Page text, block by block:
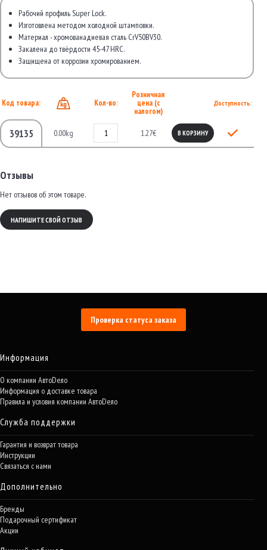
Рабочий профиль Super Lock.
Изготовлена методом холодной штамповки.
Материал - хромованадиевая сталь CrV50BV30.
Закалена до твёрдости 45-47 HRC.
Защищена от коррозии хромированием.
Код товара: Кол-во:
Розничная
цена (с
налогом)
Доступность:
39135 0.00kg 1.27€ В КОРЗИНУ
Отзывы
Нет отзывов об этом товаре.
НАПИШИТЕ СВОЙ ОТЗЫВ
Проверка статуса заказа
Информация
О компании АвтоDело
Информация о доставке товара
Правила и условия компании АвтоDело
Служба поддержки
Гарантия и возврат товара
Инструкции
Связаться с нами
Дополнительно
Бренды
Подарочный сертификат
Акции